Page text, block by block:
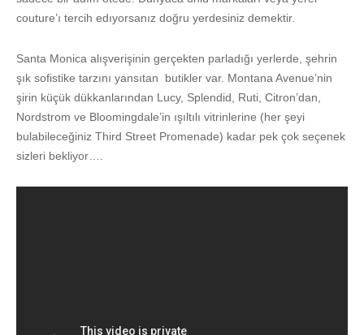
couture’ı tercih edıyorsanız doğru yerdesiniz demektir.
Santa Monica alışverişinin gerçekten parladığı yerlerde, şehrin
şık sofistike tarzını yansıtan butikler var. Montana Avenue’nin
şirin küçük dükkanlarından Lucy, Splendid, Ruti, Citron’dan,
Nordstrom ve Bloomingdale’in ışıltılı vitrinlerine (her şeyi
bulabileceğiniz Third Street Promenade) kadar pek çok seçenek
sizleri bekliyor….